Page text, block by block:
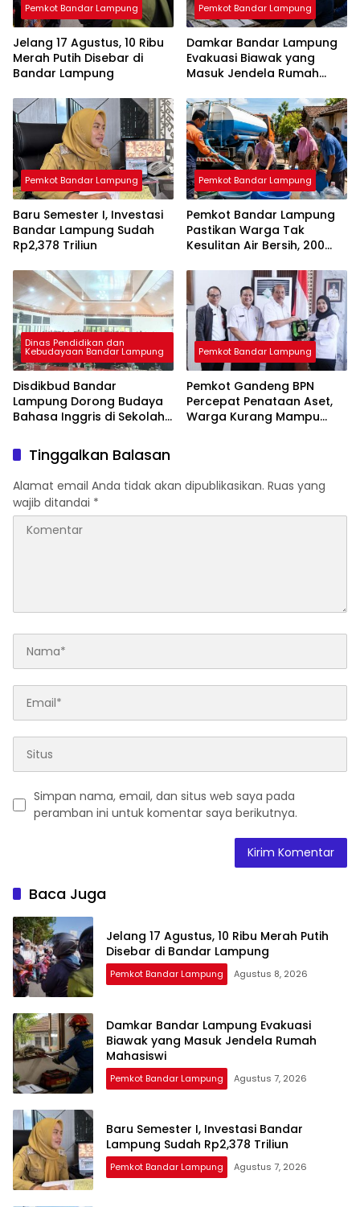
Pemkot Bandar Lampung
Jelang 17 Agustus, 10 Ribu
Merah Putih Disebar di
Bandar Lampung
Pemkot Bandar Lampung
Damkar Bandar Lampung
Evakuasi Biawak yang
Masuk Jendela Rumah
Pemkot Bandar Lampung
Baru Semester I, Investasi
Bandar Lampung Sudah
Rp2,378 Triliun
Pemkot Bandar Lampung
Pemkot Bandar Lampung
Pastikan Warga Tak
Kesulitan Air Bersih, 200
Dinas Pendidikan dan
Kebudayaan Bandar Lampung
Disdikbud Bandar
Lampung Dorong Budaya
Bahasa Inggris di Sekolah
Berprestasi
Pemkot Bandar Lampung
Pemkot Gandeng BPN
Percepat Penataan Aset,
Warga Kurang Mampu
Tinggalkan Balasan
Alamat email Anda tidak akan dipublikasikan. Ruas yang
wajib ditandai *
Simpan nama, email, dan situs web saya pada
peramban ini untuk komentar saya berikutnya.
Baca Juga
Jelang 17 Agustus, 10 Ribu Merah Putih
Disebar di Bandar Lampung
Pemkot Bandar Lampung Agustus 8, 2026
Damkar Bandar Lampung Evakuasi
Biawak yang Masuk Jendela Rumah
Mahasiswi
Pemkot Bandar Lampung Agustus 7, 2026
Baru Semester I, Investasi Bandar
Lampung Sudah Rp2,378 Triliun
Pemkot Bandar Lampung Agustus 7, 2026